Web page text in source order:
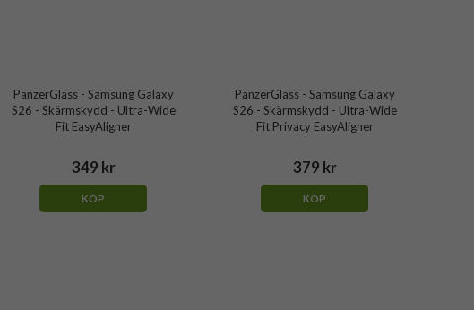
PanzerGlass - Samsung Galaxy
S26 - Skärmskydd - Ultra-Wide
Fit EasyAligner
349 kr
KÖP
PanzerGlass - Samsung Galaxy
S26 - Skärmskydd - Ultra-Wide
Fit Privacy EasyAligner
379 kr
KÖP